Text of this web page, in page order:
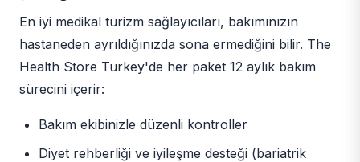
En iyi medikal turizm sağlayıcıları, bakımınızın
hastaneden ayrıldığınızda sona ermediğini bilir. The
Health Store Turkey'de her paket 12 aylık bakım
sürecini içerir:
Bakım ekibinizle düzenli kontroller
Diyet rehberliği ve iyileşme desteği (bariatrik